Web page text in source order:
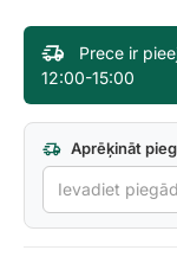
Prece ir
12:00-15:00
Aprēķināt